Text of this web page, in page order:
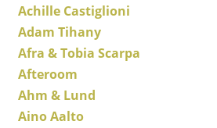
Chaises
Chaises cantilever
Chaises et Tabourets de bar
Tabourets
Achille Castiglioni
Adam Tihany
Afra & Tobia Scarpa
Afteroom
Ahm & Lund
Aino Aalto